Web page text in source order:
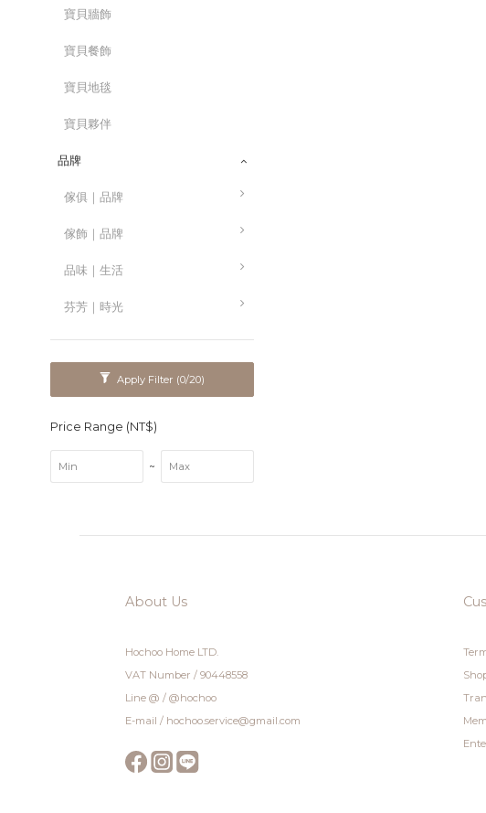
寶貝牆飾
寶貝餐飾
寶貝地毯
寶貝夥伴
品牌
傢俱｜品牌
傢飾｜品牌
品味｜生活
芬芳｜時光
Apply Filter (0/20)
Price Range (NT$)
~
About Us
Hochoo Home LTD.
VAT Number / 90448558
Line @ / @hochoo
E-mail / hochoo.service@gmail.com